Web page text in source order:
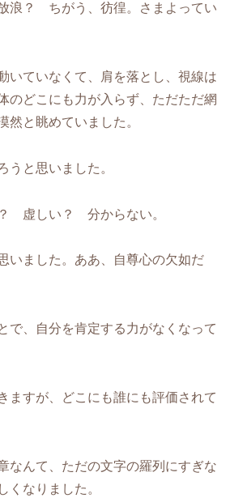
浪？ ちがう、彷徨。さまよってい
いていなくて、肩を落とし、視線は
のどこにも力が入らず、ただただ網
然と眺めていました。
と思いました。
虚しい？ 分からない。
いました。ああ、自尊心の欠如だ
で、自分を肯定する力がなくなって
ますが、どこにも誰にも評価されて
なんて、ただの文字の羅列にすぎな
くなりました。